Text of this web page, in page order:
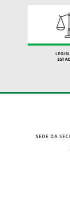
SEDE DA